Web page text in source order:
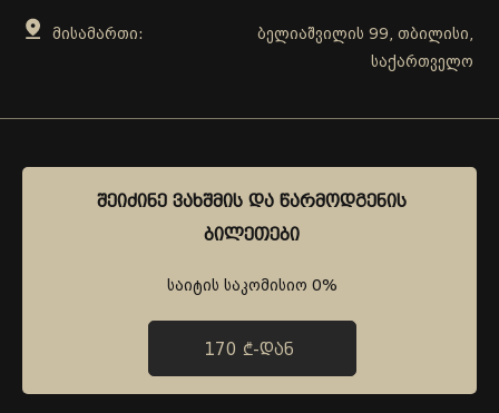
ᲨᲔᲘᲫᲘᲜᲔ ᲕᲐᲮᲨᲛᲘᲡ ᲓᲐ ᲬᲐᲠᲛᲝᲓᲒᲔᲜᲘᲡ
ᲑᲘᲚᲔᲗᲔᲑᲘ
საიტის საკომისიო 0%
170 ₾-ᲓᲐᲜ
ᲨᲔᲘᲫᲘᲜᲔ ᲕᲐᲮᲨᲛᲘᲡ ᲓᲐ ᲬᲐᲠᲛᲝᲓᲒᲔᲜᲘᲡ
ᲑᲘᲚᲔᲗᲔᲑᲘ
საიტის საკომისიო 0%
170 ₾-ᲓᲐᲜ
მისამართი:
ბელიაშვილის 99, თბილისი,
საქართველო